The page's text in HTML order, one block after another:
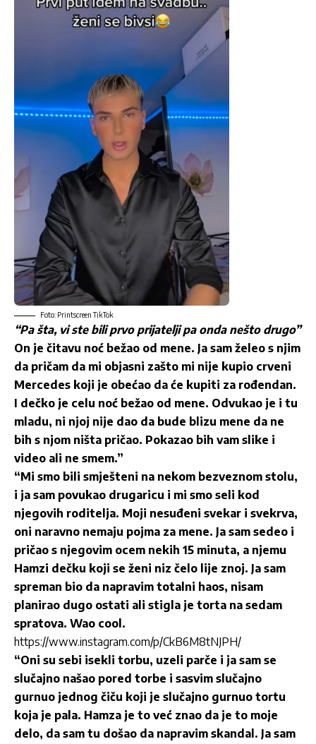
Foto: Printscreen TikTok
“Pa šta, vi ste bili prvo prijatelji pa onda nešto drugo”
On je čitavu noć bežao od mene. Ja sam želeo s njim
da pričam da mi objasni zašto mi nije kupio crveni
Mercedes koji je obećao da će kupiti za rođendan.
I dečko je celu noć bežao od mene. Odvukao je i tu
mladu, ni njoj nije dao da bude blizu mene da ne
bih s njom ništa pričao. Pokazao bih vam slike i
video ali ne smem.”
“Mi smo bili smješteni na nekom bezveznom stolu,
i ja sam povukao drugaricu i mi smo seli kod
njegovih roditelja. Moji nesuđeni svekar i svekrva,
oni naravno nemaju pojma za mene. Ja sam sedeo i
pričao s njegovim ocem nekih 15 minuta, a njemu
Hamzi dečku koji se ženi niz čelo lije znoj. Ja sam
spreman bio da napravim totalni haos, nisam
planirao dugo ostati ali stigla je torta na sedam
spratova. Wao cool.
https://www.instagram.com/p/CkB6M8tNJPH/
“Oni su sebi isekli torbu, uzeli parče i ja sam se
slučajno našao pored torbe i sasvim slučajno
gurnuo jednog čiču koji je slučajno gurnuo tortu
koja je pala. Hamza je to već znao da je to moje
delo, da sam tu došao da napravim skandal. Ja sam